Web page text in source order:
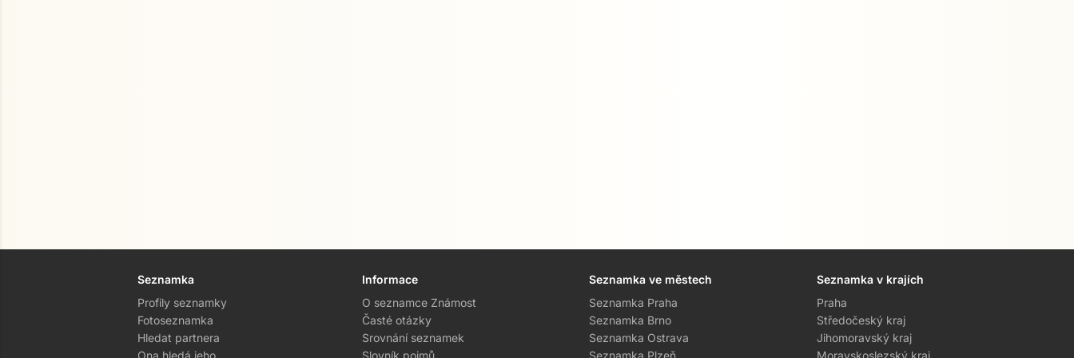
Seznamka
Profily seznamky
Fotoseznamka
Hledat partnera
Ona hledá jeho
Informace
O seznamce Známost
Časté otázky
Srovnání seznamek
Slovník pojmů
Seznamka ve městech
Seznamka Praha
Seznamka Brno
Seznamka Ostrava
Seznamka Plzeň
Seznamka v krajích
Praha
Středočeský kraj
Jihomoravský kraj
Moravskoslezský kraj